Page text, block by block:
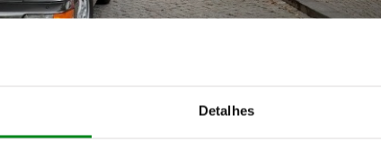
Detalhes
por Sobral de Monte Agraço e Arruda dos
(PEC) de Regularidade
ou Sobral de Abelheira. A partida vai ser dada
às 10h00 de sábado.